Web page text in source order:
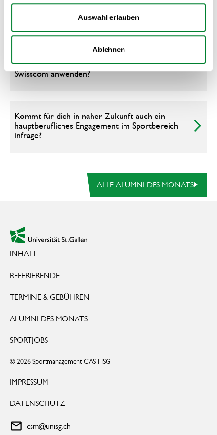
Auswahl erlauben
Ablehnen
willst?
Du arbeitest nicht direkt in der Sportbranche.
Welche Erkenntnisse der Weiterbildung kannst
du trotzdem gut im beruflichen Alltag bei der
Swisscom anwenden?
Kommt für dich in naher Zukunft auch ein
hauptberufliches Engagement im Sportbereich
infrage?
ALLE ALUMNI DES MONATS
zur Startseite
INHALT
REFERIERENDE
TERMINE & GEBÜHREN
ALUMNI DES MONATS
SPORTJOBS
© 2026 Sportmanagement CAS HSG
IMPRESSUM
DATENSCHUTZ
csm@unisg.ch